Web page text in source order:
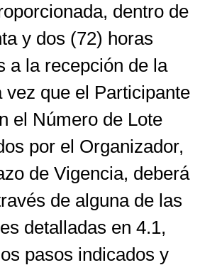
dentro de
y dos (72) horas
a la recepción de la
vez que el Participante
el Número de Lote
por el Organizador,
de Vigencia, deberá
de alguna de las
detalladas en 4.1,
pasos indicados y